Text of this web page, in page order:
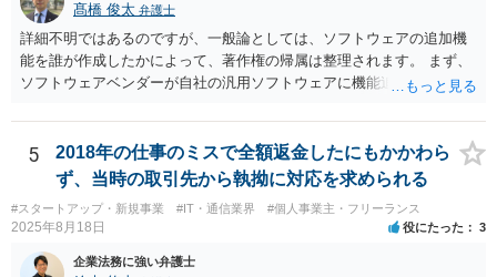
髙橋 俊太 弁護士
詳細不明ではあるのですが、一般論としては、ソフトウェアの追加機
能を誰が作成したかによって、著作権の帰属は整理されます。 まず、
ソフトウェアベンダーが自社の汎用ソフトウェアに機能追加を行った
の合意がない限り、追加部分を含めたプログラムの著作権は原則とし
てベンダーに帰属します。利用者が費用を負担している場合でも、そ
れだけで著作権が利用者に移転するわけではありません。 一方、利用
者側に認められるのは通常、その追加機能を含むソフトウェアを契約
の範囲内で利用する権利（使用許諾）にとどまることが多く、その具
体的な範囲は契約内容によって決まります。たとえば、当該利用者の
みが使用できるのか、ベンダーが他の顧客にも同様の機能を提供でき
5
2018年の仕事のミスで全額返金したにもかかわら
ず、当時の取引先から執拗に対応を求められる
#スタートアップ・新規事業 #IT・通信業界 #個人事業主・フリーランス
2025年8月18日 役にたった 3
企業法務に強い弁護士